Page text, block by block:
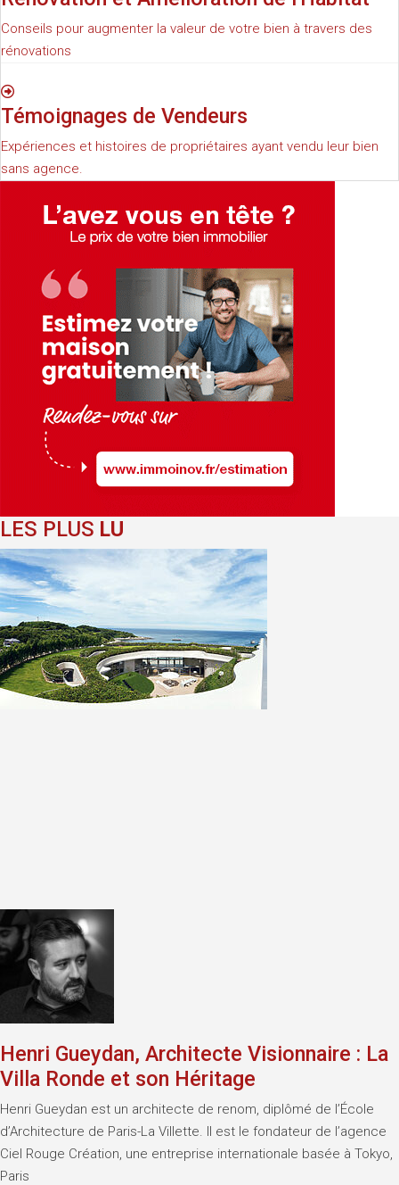
Conseils pour augmenter la valeur de votre bien à travers des
rénovations
Témoignages de Vendeurs
Expériences et histoires de propriétaires ayant vendu leur bien
sans agence.
LES PLUS LU
Henri Gueydan, Architecte Visionnaire : La
Villa Ronde et son Héritage
Henri Gueydan est un architecte de renom, diplômé de l’École
d’Architecture de Paris-La Villette. Il est le fondateur de l’agence
Ciel Rouge Création, une entreprise internationale basée à Tokyo,
Paris